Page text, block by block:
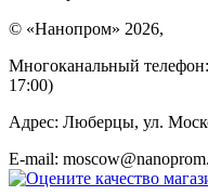
© «Нанопром» 2026,
Многоканальный телефон:
17:00)
Адрес: Люберцы, ул.
E-mail: